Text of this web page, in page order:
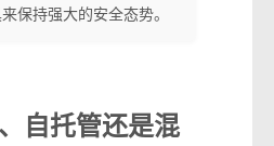
保持强大的安全态势。
自托管还是混